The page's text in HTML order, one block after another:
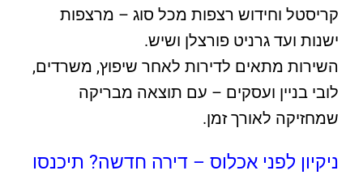
קריסטל וחידוש רצפות מכל סוג – מרצפות
ישנות ועד גרניט פורצלן ושיש.
השירות מתאים לדירות לאחר שיפוץ, משרדים,
לובי בניין ועסקים – עם תוצאה מבריקה
שמחזיקה לאורך זמן.
ניקיון לפני אכלוס – דירה חדשה? תיכנסו